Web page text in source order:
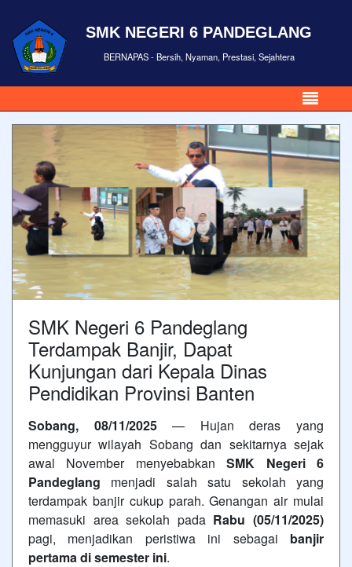
SMK NEGERI 6 PANDEGLANG
BERNAPAS - Bersih, Nyaman, Prestasi, Sejahtera
SMK Negeri 6 Pandeglang
Terdampak Banjir, Dapat
Kunjungan dari Kepala Dinas
Pendidikan Provinsi Banten
Sobang, 08/11/2025— Hujan deras yang
mengguyur wilayah Sobang dan sekitarnya sejak
awal November menyebabkanSMK Negeri 6
Pandeglang menjadi salah satu sekolah yang
terdampak banjir cukup parah. Genangan air mulai
memasuki area sekolah pada Rabu (05/11/2025)
pagi, menjadikan peristiwa ini sebagai banjir
pertama di semester ini.